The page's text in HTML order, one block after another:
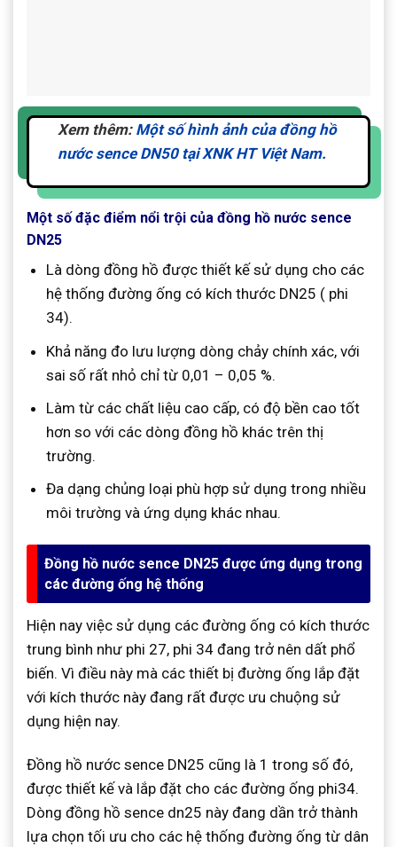
Xem thêm: Một số hình ảnh của đồng hồ
nước sence DN50 tại XNK HT Việt Nam.
Một số đặc điểm nổi trội của đồng hồ nước sence
DN25
Là dòng đồng hồ được thiết kế sử dụng cho các
hệ thống đường ống có kích thước DN25 ( phi
34).
Khả năng đo lưu lượng dòng chảy chính xác, với
sai số rất nhỏ chỉ từ 0,01 – 0,05 %.
Làm từ các chất liệu cao cấp, có độ bền cao tốt
hơn so với các dòng đồng hồ khác trên thị
trường.
Đa dạng chủng loại phù hợp sử dụng trong nhiều
môi trường và ứng dụng khác nhau.
Đồng hồ nước sence DN25 được ứng dụng trong
các đường ống hệ thống
Hiện nay việc sử dụng các đường ống có kích thước
trung bình như phi 27, phi 34 đang trở nên dất phổ
biến. Vì điều này mà các thiết bị đường ống lắp đặt
với kích thước này đang rất được ưu chuộng sử
dụng hiện nay.
Đồng hồ nước sence DN25 cũng là 1 trong số đó,
được thiết kế và lắp đặt cho các đường ống phi34.
Dòng đồng hồ sence dn25 này đang dần trở thành
lựa chọn tối ưu cho các hệ thống đường ống từ dân